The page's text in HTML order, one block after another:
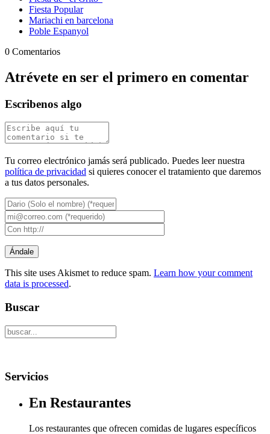
Fiesta Popular
Mariachi en barcelona
Poble Espanyol
0 Comentarios
Atrévete en ser el primero en comentar
Escribenos algo
Tu correo electrónico jamás será publicado. Puedes leer nuestra
política de privacidad si quieres conocer el tratamiento que daremos
a tus datos personales.
This site uses Akismet to reduce spam. Learn how your comment
data is processed.
Buscar
Servicios
En Restaurantes
Los restaurantes que ofrecen comidas de lugares específicos